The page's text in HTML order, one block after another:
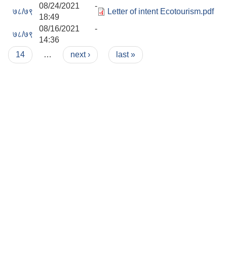
७८/७९
08/24/2021 -
18:49
Letter of intent Ecotourism.pdf
७८/७९
08/16/2021 -
14:36
14
… next › last »